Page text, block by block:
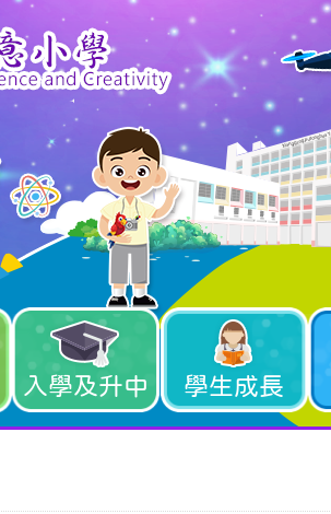
入學及升中 學生成長